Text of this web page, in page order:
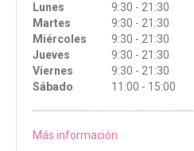
Lunes
9:30 - 21:30
Martes
9:30 - 21:30
Miércoles
9:30 - 21:30
Jueves
9:30 - 21:30
Viernes
9:30 - 21:30
Sábado
11:00 - 15:00
Más información